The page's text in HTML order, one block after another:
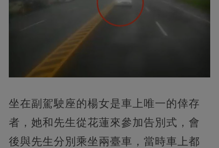
坐在副駕駛座的楊女是車上唯一的倖存
者，她和先生從花蓮來參加告別式，會
後與先生分別乘坐兩臺車，當時車上都